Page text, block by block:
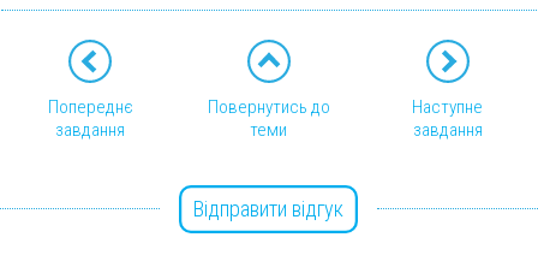
Попереднє
завдання
Повернутись до
теми
Наступне
завдання
Відправити відгук